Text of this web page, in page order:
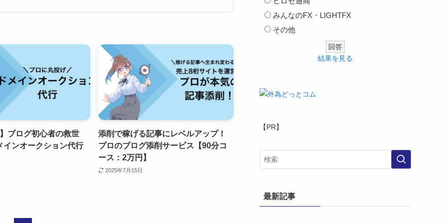
ブログ初心者の救世
インオークション代行
添削で稼げる記事にレベルアップ！
プロのブログ添削サービス【90分コ
ース：2万円】
2025年7月15日
みんなのFX・LIGHTFX
その他
結果を見る
【PR】
最新記事